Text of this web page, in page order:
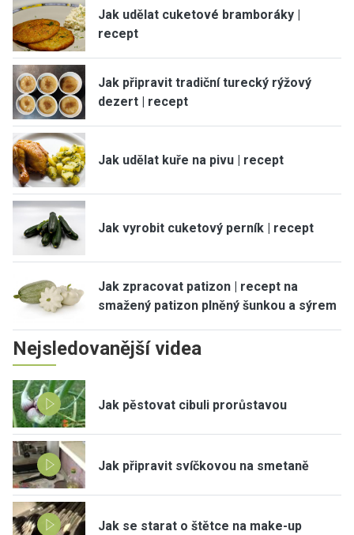
Jak udělat cuketové bramboráky |
recept
Jak připravit tradiční turecký rýžový
dezert | recept
Jak udělat kuře na pivu | recept
Jak vyrobit cuketový perník | recept
Jak zpracovat patizon | recept na
smažený patizon plněný šunkou a sýrem
Nejsledovanější videa
Jak pěstovat cibuli prorůstavou
Jak připravit svíčkovou na smetaně
Jak se starat o štětce na make-up